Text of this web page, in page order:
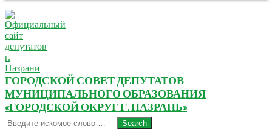
ГОРОДСКОЙ СОВЕТ ДЕПУТАТОВ
МУНИЦИПАЛЬНОГО ОБРАЗОВАНИЯ
«ГОРОДСКОЙ ОКРУГ Г. НАЗРАНЬ»
Search